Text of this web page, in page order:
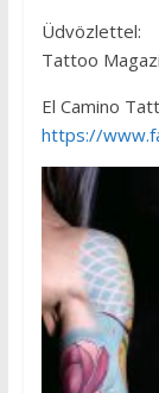
Üdvözlettel:
Tattoo
El Camino
https://